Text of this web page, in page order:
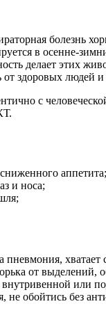
болезнь
в осенне-
делает этих
от здоровых людей
с
аппетита;
и носа;
от
или
не обойтись без